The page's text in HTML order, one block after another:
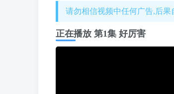
请勿相信视频中任何广告,后
正在播放 第1集 好厉害